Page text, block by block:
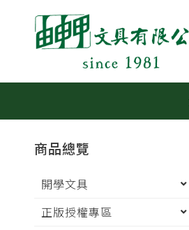
商品總覽
開學文具
正版授權專區